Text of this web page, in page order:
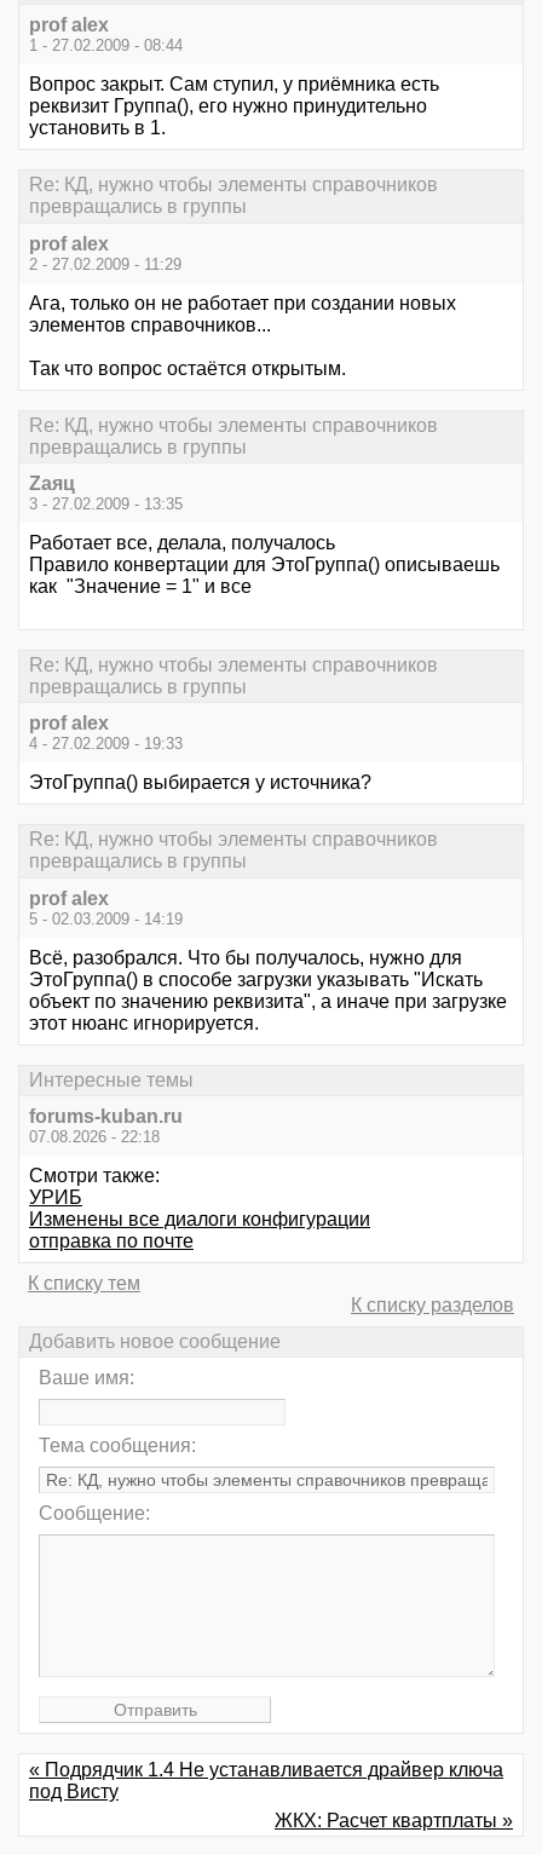
prof alex
1 - 27.02.2009 - 08:44
Вопрос закрыт. Сам ступил, у приёмника есть
реквизит Группа(), его нужно принудительно
установить в 1.
Re: КД, нужно чтобы элементы справочников
превращались в группы
prof alex
2 - 27.02.2009 - 11:29
Ага, только он не работает при создании новых
элементов справочников...
Так что вопрос остаётся открытым.
Re: КД, нужно чтобы элементы справочников
превращались в группы
Zаяц
3 - 27.02.2009 - 13:35
Работает все, делала, получалось
Правило конвертации для ЭтоГруппа() описываешь
как "Значение = 1" и все
Re: КД, нужно чтобы элементы справочников
превращались в группы
prof alex
4 - 27.02.2009 - 19:33
ЭтоГруппа() выбирается у источника?
Re: КД, нужно чтобы элементы справочников
превращались в группы
prof alex
5 - 02.03.2009 - 14:19
Всё, разобрался. Что бы получалось, нужно для
ЭтоГруппа() в способе загрузки указывать "Искать
объект по значению реквизита", а иначе при загрузке
этот нюанс игнорируется.
Интересные темы
forums-kuban.ru
07.08.2026 - 22:18
Смотри также:
УРИБ
Изменены все диалоги конфигурации
отправка по почте
К списку тем
К списку разделов
Добавить новое сообщение
Ваше имя:
Тема сообщения:
Сообщение:
« Подрядчик 1.4 Не устанавливается драйвер ключа
под Висту
ЖКХ: Расчет квартплаты »